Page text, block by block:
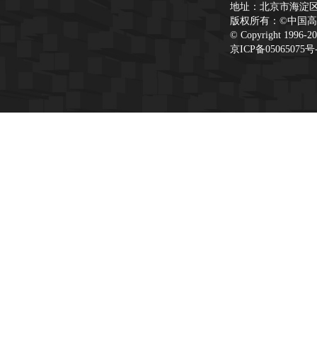
地址：北京市海淀
版权所有：©中国
© Copyright 1996-
京ICP备05065075号